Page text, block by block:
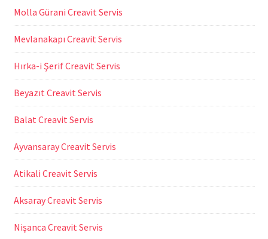
Molla Gürani Creavit Servis
Mevlanakapı Creavit Servis
Hırka-i Şerif Creavit Servis
Beyazıt Creavit Servis
Balat Creavit Servis
Ayvansaray Creavit Servis
Atikali Creavit Servis
Aksaray Creavit Servis
Nişanca Creavit Servis